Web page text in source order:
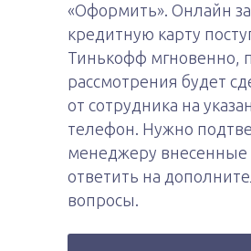
«Оформить». Онлайн
кредитную карту
Тинькофф мгновенно,
рассмотрения будет
от сотрудника на
телефон. Нужно
менеджеру внесенные
ответить на
вопросы.